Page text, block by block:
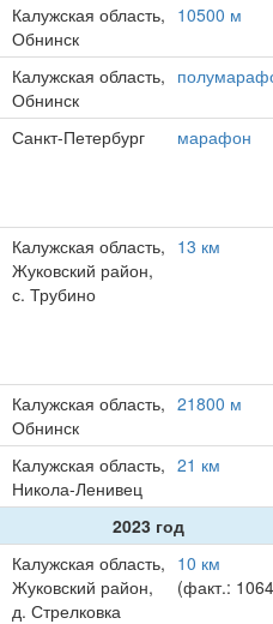
Калужская область,
Обнинск
10500 м
Калужская область,
Обнинск
Санкт-Петербург марафон
Калужская область,
Жуковский район,
с. Трубино
13 км
Калужская область,
Обнинск
21800 м
Калужская область,
Никола-Ленивец
21 км
2023 год
Калужская область,
Жуковский район,
д. Стрелковка
10 км
(факт.: